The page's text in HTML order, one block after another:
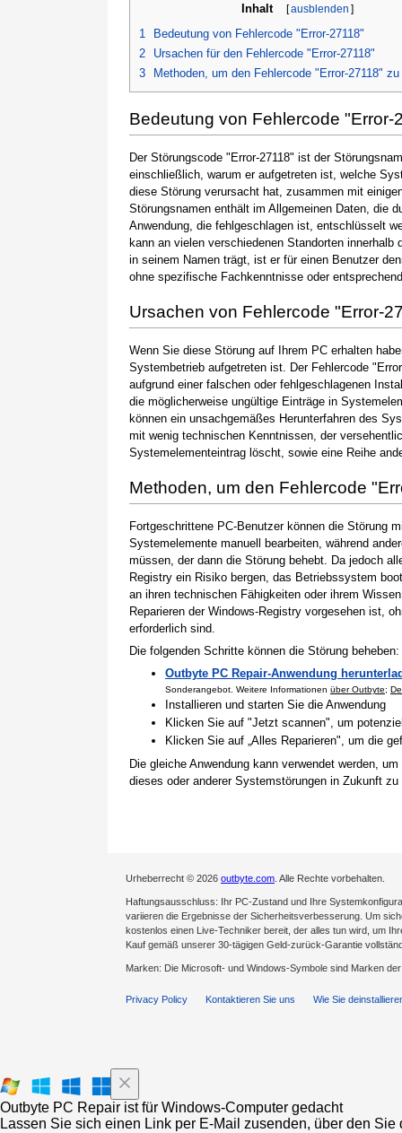
Inhalt [ausblenden ]
1
Bedeutung von Fehlercode "Error-27118"
2
Ursachen für den Fehlercode "Error-27118"
3
Methoden, um den Fehlercode "Error-27118"
Bedeutung von Fehlercode "Error-
Der Störungscode "Error-27118" ist der
einschließlich, warum er aufgetreten ist, welche
diese Störung verursacht hat, zusammen mit
Störungsnamen enthält im Allgemeinen Daten, die
Anwendung, die fehlgeschlagen ist, entschlüsselt
kann an vielen verschiedenen Standorten
in seinem Namen trägt, ist er für einen Benutzer
ohne spezifische Fachkenntnisse oder
Ursachen von Fehlercode "Error-
Wenn Sie diese Störung auf Ihrem PC erhalten
Systembetrieb aufgetreten ist. Der Fehlercode
aufgrund einer falschen oder fehlgeschlagenen
die möglicherweise ungültige Einträge in
können ein unsachgemäßes Herunterfahren des
mit wenig technischen Kenntnissen, der
Systemelementeintrag löscht, sowie eine Reihe
Methoden, um den Fehlercode
Fortgeschrittene PC-Benutzer können die Störung
Systemelemente manuell bearbeiten, während
müssen, der dann die Störung behebt. Da jedoch
Registry ein Risiko bergen, das Betriebssystem
an ihren technischen Fähigkeiten oder ihrem
Reparieren der Windows-Registry vorgesehen ist,
erforderlich sind.
Die folgenden Schritte können die Störung beheben:
Outbyte PC Repair-Anwendung
Sonderangebot. Weitere Informationen über Outbyte;
Installieren und starten Sie die Anwendung
Klicken Sie auf "Jetzt scannen", um
Klicken Sie auf „Alles Reparieren", um die
Die gleiche Anwendung kann verwendet werden,
dieses oder anderer Systemstörungen in Zukunft zu
Urheberrecht © 2026 outbyte.com . Alle Rechte vorbehalten.
Haftungsausschluss: Ihr PC-Zustand und Ihre
variieren die Ergebnisse der Sicherheitsverbesserung. Um
kostenlos einen Live-Techniker bereit, der alles tun wird, um
Kauf gemäß unserer 30-tägigen Geld-zurück-Garantie
Marken: Die Microsoft- und Windows-Symbole sind Marken
Privacy Policy Kontaktieren Sie uns Wie Sie
Outbyte PC Repair ist für Windows-Computer gedacht
Lassen Sie sich einen Link per E-Mail zusenden, über den